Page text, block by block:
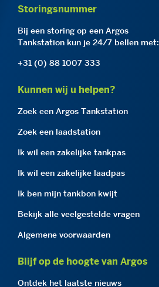
Storingsnummer
Bij een storing op een Argos
Tankstation kun je 24/7 bellen met:
+31 (0) 88 1007 333
Kunnen wij u helpen?
Zoek een Argos Tankstation
Zoek een laadstation
Ik wil een zakelijke tankpas
Ik wil een zakelijke laadpas
Ik ben mijn tankbon kwijt
Bekijk alle veelgestelde vragen
Algemene voorwaarden
Blijf op de hoogte van Argos
Ontdek het laatste nieuws